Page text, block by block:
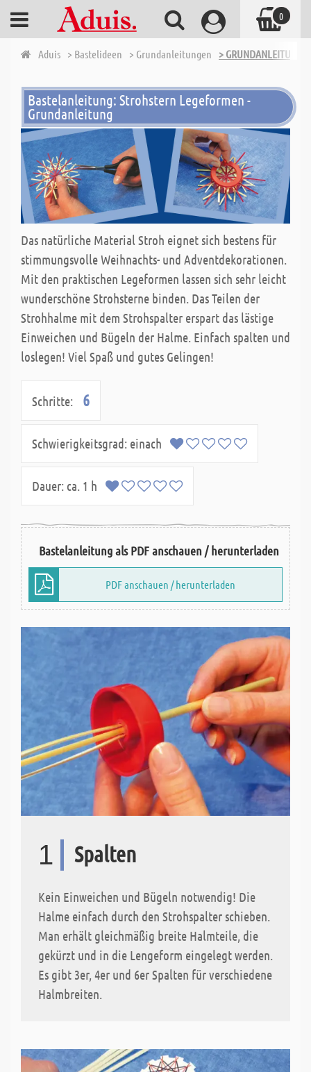
Aduis > Bastelideen > Grundanleitungen >
Bastelanleitung: Strohstern Legeformen -
Grundanleitung
Das natürliche Material Stroh eignet sich bestens für
stimmungsvolle Weihnachts- und Adventdekorationen.
Mit den praktischen Legeformen lassen sich sehr leicht
wunderschöne Strohsterne binden. Das Teilen der
Strohhalme mit dem Strohspalter erspart das lästige
Einweichen und Bügeln der Halme. Einfach spalten und
loslegen! Viel Spaß und gutes Gelingen!
Schritte: 6
Schwierigkeitsgrad: einach
Dauer: ca. 1 h
Bastelanleitung als PDF anschauen / herunterladen
PDF anschauen / herunterladen
1 Spalten
Kein Einweichen und Bügeln notwendig! Die
Halme einfach durch den Strohspalter schieben.
Man erhält gleichmäßig breite Halmteile, die
gekürzt und in die Lengeform eingelegt werden.
Es gibt 3er, 4er und 6er Spalten für verschiedene
Halmbreiten.
0